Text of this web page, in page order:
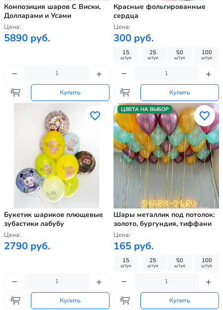
Композиция шаров С Виски,
Долларами и Усами
Цена:
5890 руб.
Купить
Красные фольгированные
сердца
Цена:
300 руб.
15
штук
25
штук
50
штук
100
штук
Купить
Букетик шариков плющевые
зубастики лабубу
Цена:
2790 руб.
Купить
ЦВЕТА НА ВЫБОР
Шары металлик под потолок:
золото, бургундия, тиффани
Цена:
165 руб.
15
штук
25
штук
50
штук
100
штук
Купить